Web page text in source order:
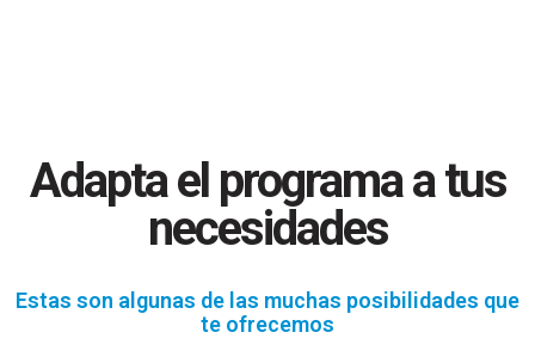
Adapta el programa a tus
necesidades
Estas son algunas de las muchas posibilidades que
te ofrecemos